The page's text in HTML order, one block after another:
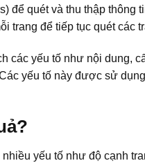
để quét và thu thập thông
trang để tiếp tục quét các
các yếu tố như nội dung,
yếu tố này được sử
yếu tố như độ cạnh